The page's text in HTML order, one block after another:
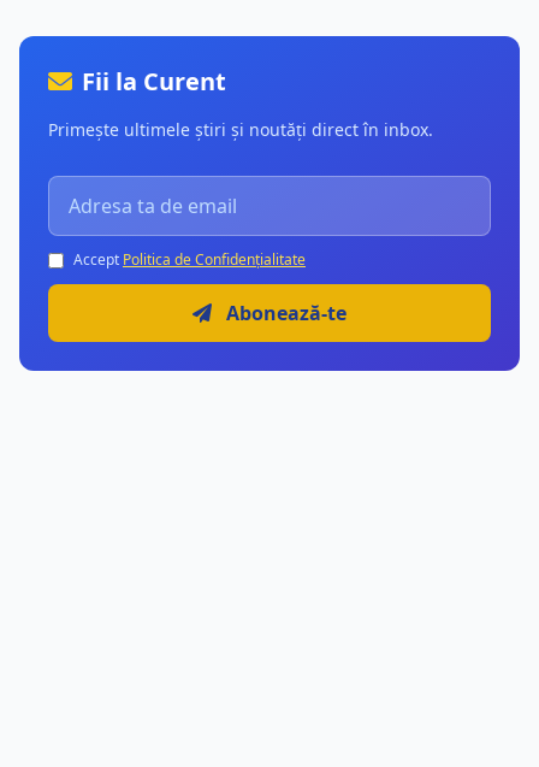
Fii la Curent
Primește ultimele știri și noutăți direct în inbox.
Accept Politica de Confidențialitate
Abonează-te